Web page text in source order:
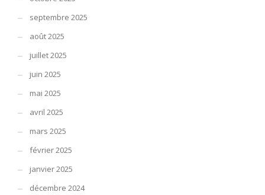
septembre 2025
août 2025
juillet 2025
juin 2025
mai 2025
avril 2025
mars 2025
février 2025
janvier 2025
décembre 2024